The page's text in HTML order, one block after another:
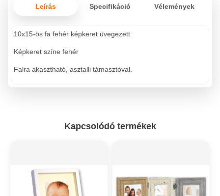
Leírás Specifikáció Vélemények
10x15-ös fa fehér képkeret üvegezett
Képkeret színe fehér
Falra akasztható, asztalli támasztóval.
Kapcsolódó termékek